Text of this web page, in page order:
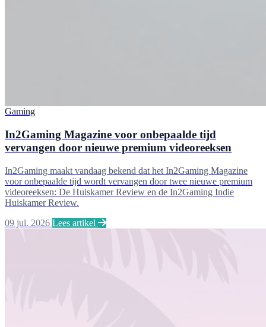
Gaming
In2Gaming Magazine voor onbepaalde tijd
vervangen door nieuwe premium videoreeksen
In2Gaming maakt vandaag bekend dat het In2Gaming Magazine
voor onbepaalde tijd wordt vervangen door twee nieuwe premium
videoreeksen: De Huiskamer Review en de In2Gaming Indie
Huiskamer Review.
09 jul. 2026 Lees artikel